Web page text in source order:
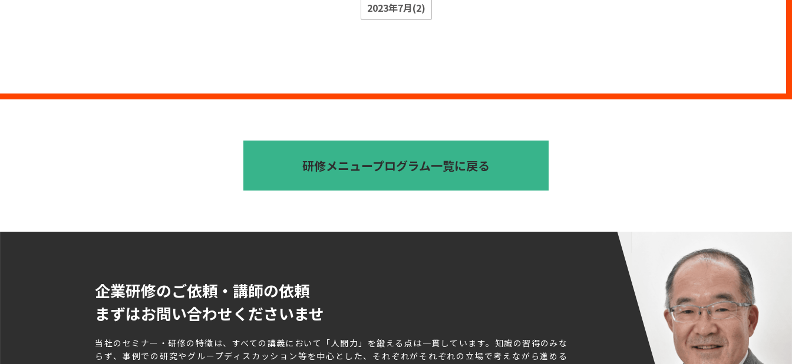
2023年7月(2)
研修メニュープログラム一覧に戻る
企業研修のご依頼・講師の依頼
まずはお問い合わせくださいませ
当社のセミナー・研修の特徴は、すべての講義において「人間力」を鍛える点は一貫しています。知識の習得のみな
らず、事例での研究やグループディスカッション等を中心とした、それぞれがそれぞれの立場で考えながら進める